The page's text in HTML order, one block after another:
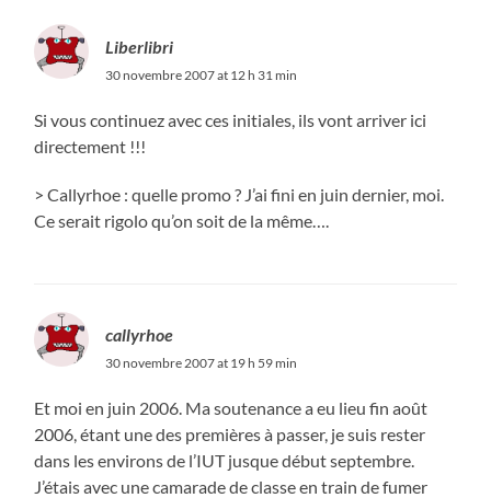
Liberlibri
30 novembre 2007 at 12 h 31 min
Si vous continuez avec ces initiales, ils vont arriver ici
directement !!!
> Callyrhoe : quelle promo ? J’ai fini en juin dernier, moi.
Ce serait rigolo qu’on soit de la même….
callyrhoe
30 novembre 2007 at 19 h 59 min
Et moi en juin 2006. Ma soutenance a eu lieu fin août
2006, étant une des premières à passer, je suis rester
dans les environs de l’IUT jusque début septembre.
J’étais avec une camarade de classe en train de fumer